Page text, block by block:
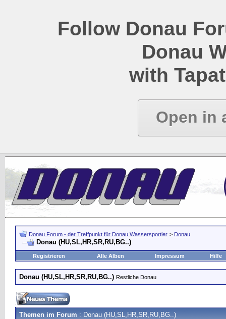
Follow Donau
Donau
with
Open in
Donau Forum - der Treffpunkt für Donau Wassersportler > Donau
Donau (HU,SL,HR,SR,RU,BG..)
Registrieren Alle Alben Impressum Hilfe
Donau (HU,SL,HR,SR,RU,BG..) Restliche Donau
Themen im Forum : Donau (HU,SL,HR,SR,RU,BG..)